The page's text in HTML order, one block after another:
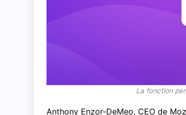
La fonction
Anthony Enzor-DeMeo, CEO de